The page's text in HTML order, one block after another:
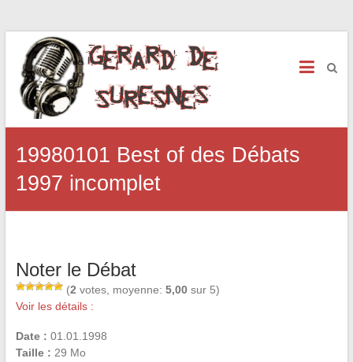
19980101 Best of des Débats
1997 incomplet
Noter le Débat
(2 votes, moyenne: 5,00sur 5)
Voir les détails :
Date : 01.01.1998
Taille : 29 Mo